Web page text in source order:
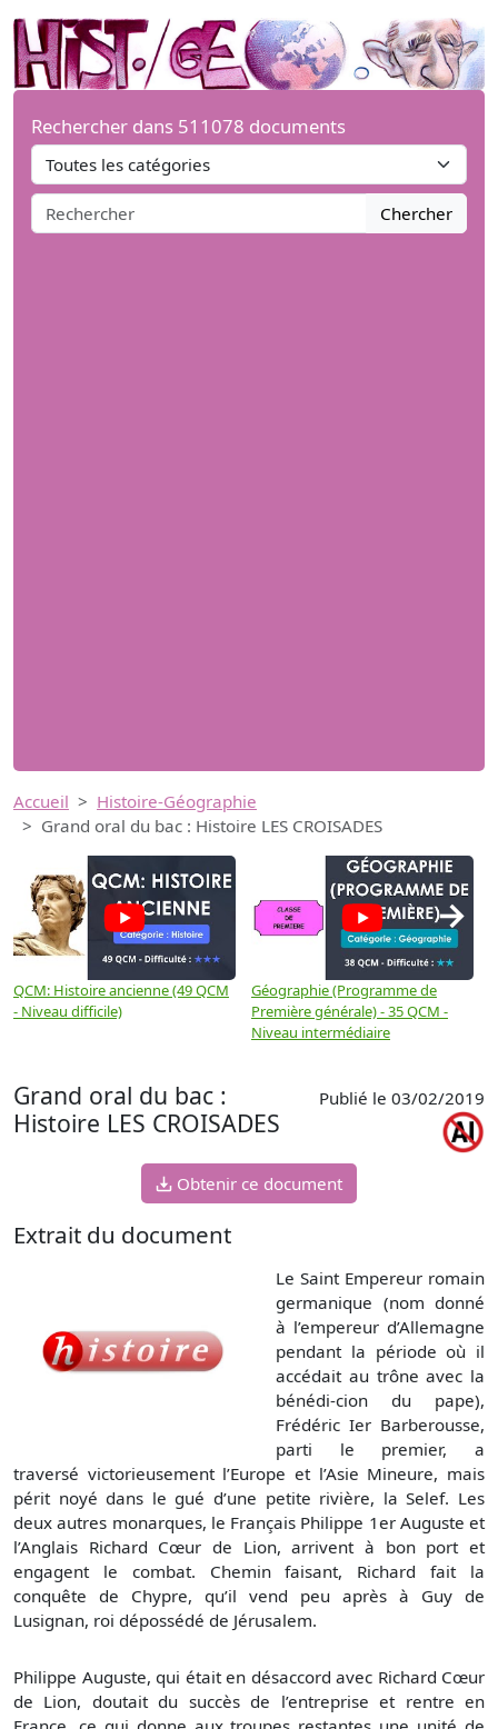
Rechercher dans 511078 documents
Chercher
Accueil
Histoire-Géographie
Grand oral du bac : Histoire LES CROISADES
QCM: Histoire ancienne (49 QCM
- Niveau difficile)
Géographie (Programme de
Première générale) - 35 QCM -
Niveau intermédiaire
→
Grand oral du bac :
Histoire LES CROISADES
Publié le 03/02/2019
Obtenir ce document
Extrait du document
Le Saint Empereur romain
germanique (nom donné
à l’empereur d’Allemagne
pendant la période où il
accédait au trône avec la
bénédi-cion du pape),
Frédéric Ier Barberousse,
parti le premier, a
traversé victorieusement l’Europe et l’Asie Mineure, mais
périt noyé dans le gué d’une petite rivière, la Selef. Les
deux autres monarques, le Français Philippe 1er Auguste et
l’Anglais Richard Cœur de Lion, arrivent à bon port et
engagent le combat. Chemin faisant, Richard fait la
conquête de Chypre, qu’il vend peu après à Guy de
Lusignan, roi dépossédé de Jérusalem.
Philippe Auguste, qui était en désaccord avec Richard Cœur
de Lion, doutait du succès de l’entreprise et rentre en